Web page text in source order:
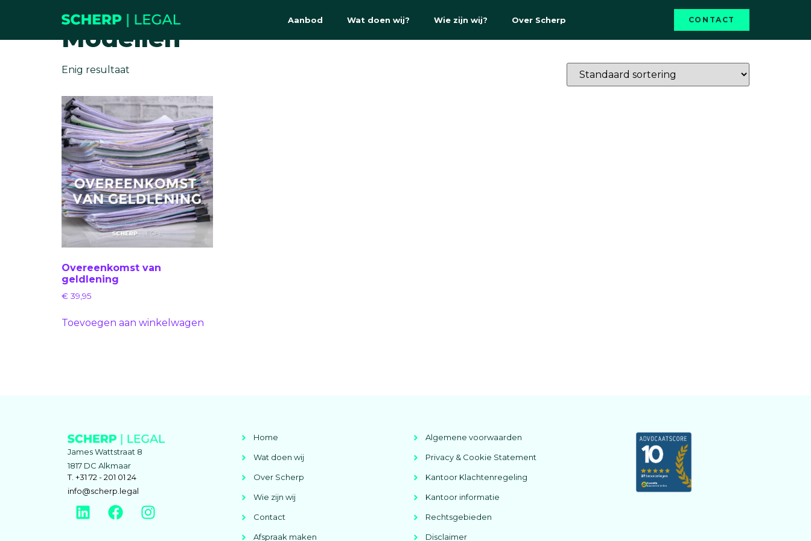
Aanbod Wat doen wij? Wie zijn wij? Over Scherp CONTACT
Modellen
Enig resultaat
Overeenkomst van
geldlening
€ 39,95
Toevoegen aan winkelwagen
James Wattstraat 8
1817 DC Alkmaar
T. +31 72 - 201 01 24
info@scherp.legal
Home
Wat doen wij
Over Scherp
Wie zijn wij
Contact
Afspraak maken
Algemene voorwaarden
Privacy & Cookie Statement
Kantoor Klachtenregeling
Kantoor informatie
Rechtsgebieden
Disclaimer